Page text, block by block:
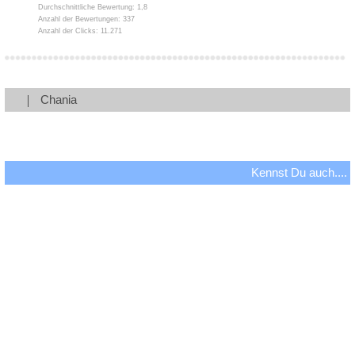
Durchschnittliche Bewertung: 1,8
Anzahl der Bewertungen: 337
Anzahl der Clicks: 11.271
Chania
Kennst Du auch....